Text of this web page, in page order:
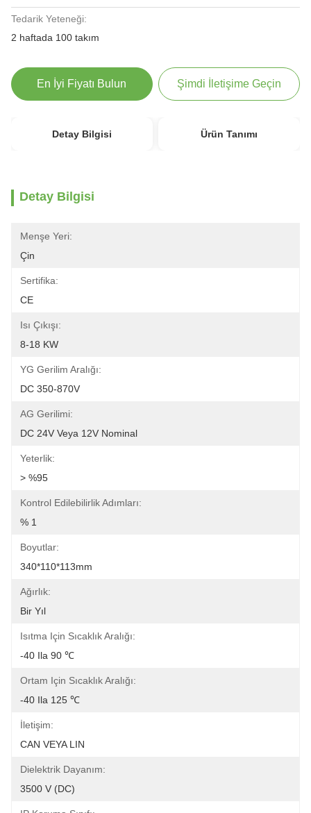
Tedarik Yeteneği:
2 haftada 100 takım
En İyi Fiyatı Bulun Şimdi İletişime Geçin
Detay Bilgisi Ürün Tanımı
Detay Bilgisi
Menşe Yeri:
Çin
Sertifika:
CE
Isı Çıkışı:
8-18 KW
YG Gerilim Aralığı:
DC 350-870V
AG Gerilimi:
DC 24V Veya 12V Nominal
Yeterlik:
> %95
Kontrol Edilebilirlik Adımları:
% 1
Boyutlar:
340*110*113mm
Ağırlık:
Bir Yıl
Isıtma Için Sıcaklık Aralığı:
-40 Ila 90 ℃
Ortam Için Sıcaklık Aralığı:
-40 Ila 125 ℃
İletişim:
CAN VEYA LIN
Dielektrik Dayanım:
3500 V (DC)